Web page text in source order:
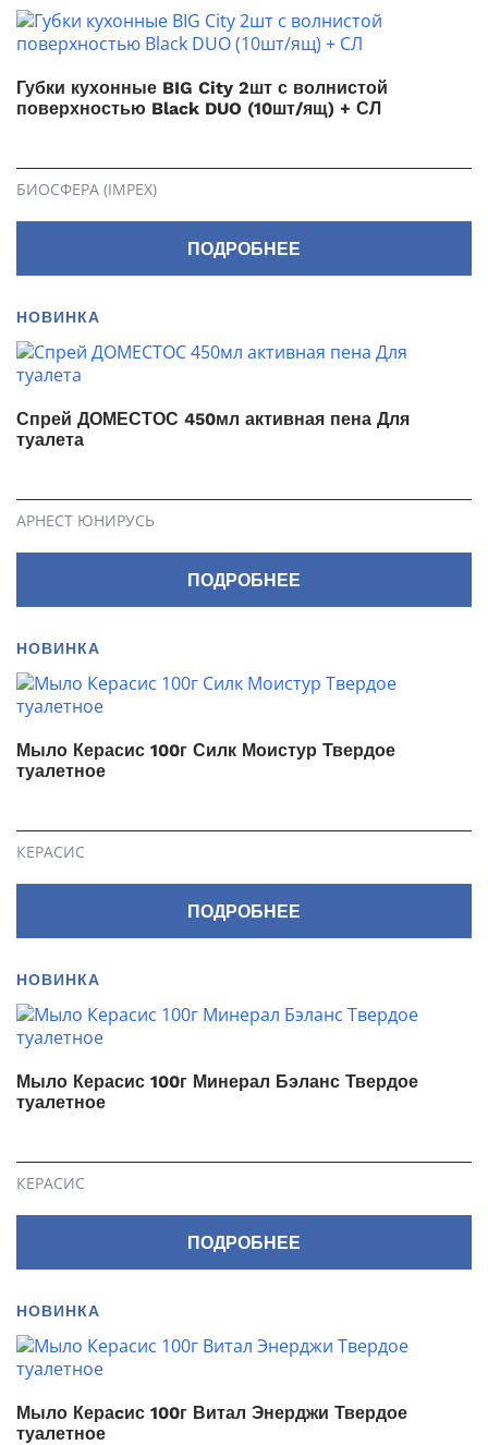
Губки кухонные BIG City 2шт с волнистой
поверхностью Black DUO (10шт/ящ) + СЛ
БИОСФЕРА (IMPEX)
ПОДРОБНЕЕ
НОВИНКА
Спрей ДОМЕСТОС 450мл активная пена Для
туалета
АРНЕСТ ЮНИРУСЬ
ПОДРОБНЕЕ
НОВИНКА
Мыло Керасис 100г Силк Моистур Твердое
туалетное
КЕРАСИС
ПОДРОБНЕЕ
НОВИНКА
Мыло Керасис 100г Минерал Бэланс Твердое
туалетное
КЕРАСИС
ПОДРОБНЕЕ
НОВИНКА
Мыло Кераcис 100г Витал Энерджи Твердое
туалетное